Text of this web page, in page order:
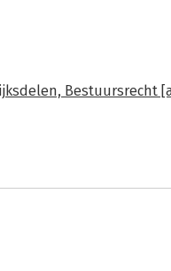
Bestuursrecht